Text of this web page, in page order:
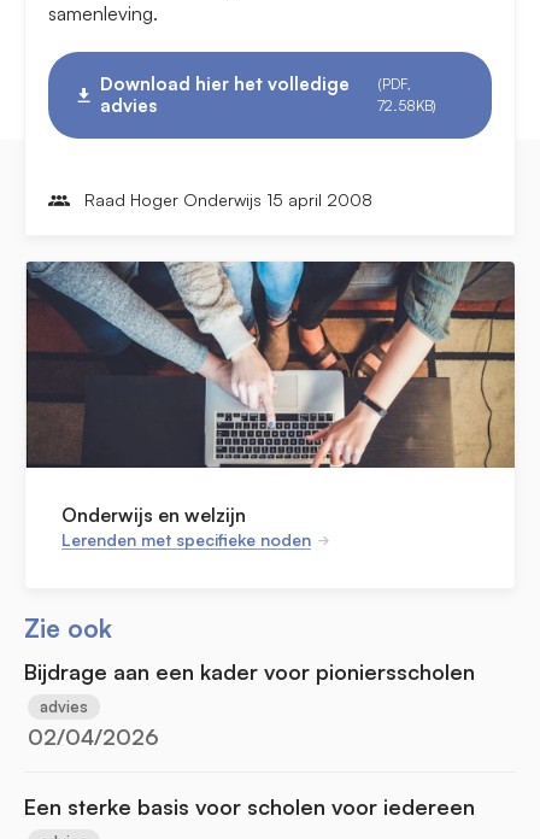
samenleving.
Download hier het volledige
advies
(PDF,
72.58KB)
Raad Hoger Onderwijs 15 april 2008
Onderwijs en welzijn
Lerenden met specifieke noden
Zie ook
Bijdrage aan een kader voor pioniersscholen
advies
02/04/2026
Een sterke basis voor scholen voor iedereen